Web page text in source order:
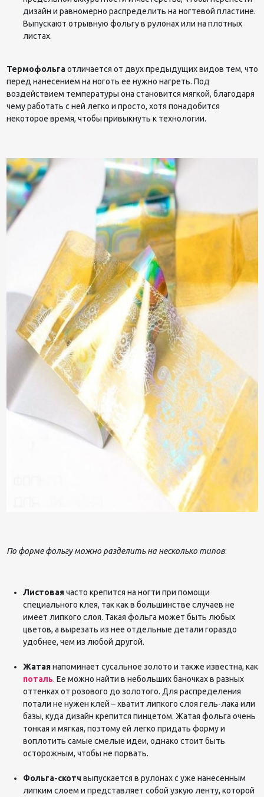
дизайн и равномерно распределить на ногтевой пластине.
Выпускают отрывную фольгу в рулонах или на плотных
листах.
Термофольгаотличается от двух предыдущих видов тем, что
перед нанесением на ноготь ее нужно нагреть. Под
воздействием температуры она становится мягкой, благодаря
чему работать с ней легко и просто, хотя понадобится
некоторое время, чтобы привыкнуть к технологии.
По форме фольгу можно разделить на несколько типов:
Листоваячасто крепится на ногти при помощи
специального клея, так как в большинстве случаев не
имеет липкого слоя. Такая фольга может быть любых
цветов, а вырезать из нее отдельные детали гораздо
удобнее, чем из любой другой.
Жатаянапоминает сусальное золото и также известна, как
поталь. Ее можно найти в небольших баночках в разных
оттенках от розового до золотого. Для распределения
потали не нужен клей – хватит липкого слоя гель-лака или
базы, куда дизайн крепится пинцетом. Жатая фольга очень
тонкая и мягкая, поэтому ей легко придать форму и
воплотить самые смелые идеи, однако стоит быть
осторожным, чтобы не порвать.
Фольга-скотчвыпускается в рулонах с уже нанесенным
липким слоем и представляет собой узкую ленту, которой